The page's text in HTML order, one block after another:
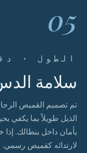
05
الطول ·
سلامة
تم تصميم القميص
الذيل طويلاً بما يكفي
بأمان داخل بنطالك.
لارتدائه كقميص رسمي.